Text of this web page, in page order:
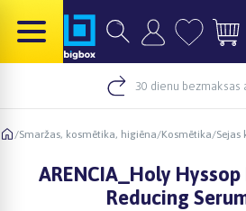
30 dienu bezmaksas
/Smaržas, kosmētika, higiēna/Kosmētika/Sejas
ARENCIA_Holy
Reducing